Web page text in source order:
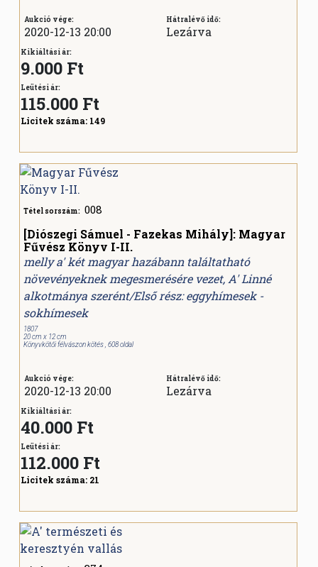
Aukció vége:
2020-12-13 20:00
Hátralévő idő:
Lezárva
Kikiáltási ár:
9.000 Ft
Leütési ár:
115.000 Ft
Licitek száma: 149
Tétel sorszám: 008
[Diószegi Sámuel - Fazekas Mihály]: Magyar
Fűvész Könyv I-II.
melly a' két magyar hazábann találtatható
növevényeknek megesmerésére vezet, A' Linné
alkotmánya szerént/Első rész: eggyhímesek -
sokhímesek
1807
20 cm x 12 cm
Könyvkötői félvászon kötés , 608 oldal
Aukció vége:
2020-12-13 20:00
Hátralévő idő:
Lezárva
Kikiáltási ár:
40.000 Ft
Leütési ár:
112.000 Ft
Licitek száma: 21